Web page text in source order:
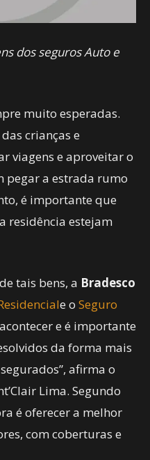
dos seguros Auto e
muito esperadas.
crianças e
viagens e aproveitar o
pegar a estrada rumo
é importante que
residência estejam
tais bens, a Bradesco
e o Seguro
e é importante
da forma mais
afirma o
Lima. Segundo
é oferecer a melhor
com coberturas e